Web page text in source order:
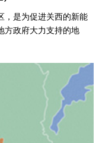
，是为促进关西的新能
方政府大力支持的地